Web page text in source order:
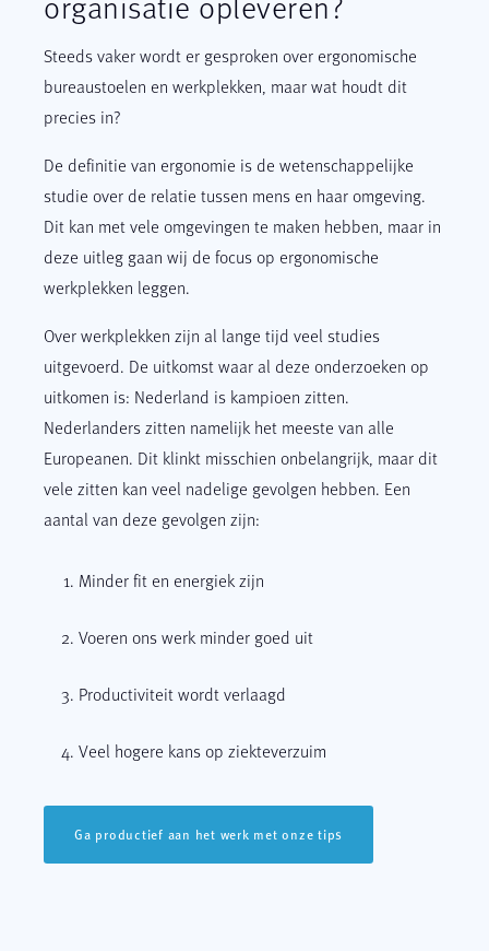
Steeds vaker wordt er gesproken over ergonomische
bureaustoelen en werkplekken, maar wat houdt dit
precies in?
De definitie van ergonomie is de wetenschappelijke
studie over de relatie tussen mens en haar omgeving.
Dit kan met vele omgevingen te maken hebben, maar in
deze uitleg gaan wij de focus op ergonomische
werkplekken leggen.
Over werkplekken zijn al lange tijd veel studies
uitgevoerd. De uitkomst waar al deze onderzoeken op
uitkomen is: Nederland is kampioen zitten.
Nederlanders zitten namelijk het meeste van alle
Europeanen. Dit klinkt misschien onbelangrijk, maar dit
vele zitten kan veel nadelige gevolgen hebben. Een
aantal van deze gevolgen zijn:
Minder fit en energiek zijn
Voeren ons werk minder goed uit
Productiviteit wordt verlaagd
Veel hogere kans op ziekteverzuim
Ga productief aan het werk met onze tips